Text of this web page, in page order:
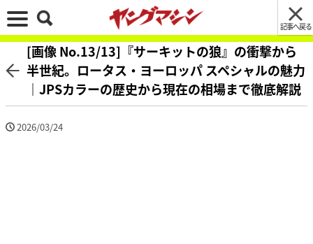
記事へ戻る
[画像 No.13/13]『サーキットの狼』の衝撃から
半世紀。ロータス・ヨーロッパ スペシャルの魅力
｜JPSカラーの歴史から現在の相場まで徹底解説
2026/03/24